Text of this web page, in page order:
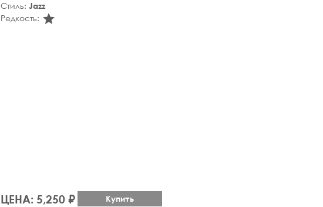
Стиль: Jazz
Редкость: star_rate
ЦЕНА: 5,250 ₽ Купить